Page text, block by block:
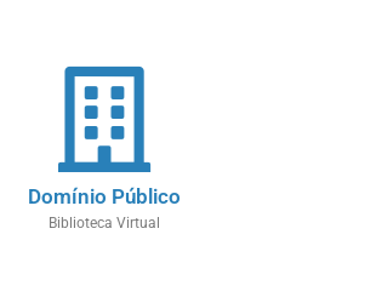
Domínio Público
Biblioteca Virtual